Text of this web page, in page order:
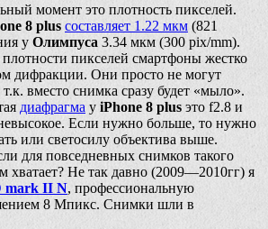
момент это плотность пикселей.
8 plus составляет 1.22 мкм (821
у Олимпуса 3.34 мкм (300 pix/mm).
пикселей смартфоны жестко
дифракции. Они просто не могут
вместо снимка сразу будет «мыло».
диафрагма у iPhone 8 plus это f2.8 и
Если нужно больше, то нужно
или светосилу объектива выше.
для повседневных снимков такого
хватает? Не так давно (2009—2010гг) я
mark II N, профессиональную
8 Мпикс. Снимки шли в